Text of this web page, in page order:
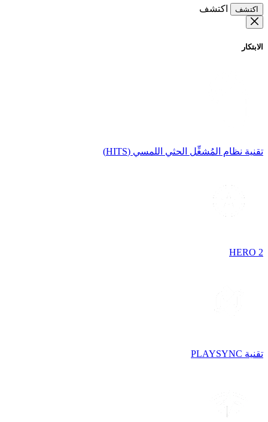
اكتشف اكتشف
الابتكار
تقنية نظام المُشغِّل الحثي اللمسي (HITS)
HERO 2
تقنية PLAYSYNC